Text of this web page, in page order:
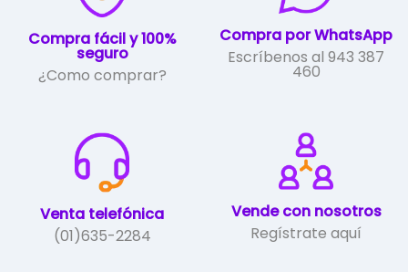
Compra fácil y 100%
seguro
¿Como comprar?
Compra por WhatsApp
Escríbenos al 943 387
460
Venta telefónica
(01)635-2284
Vende con nosotros
Regístrate aquí